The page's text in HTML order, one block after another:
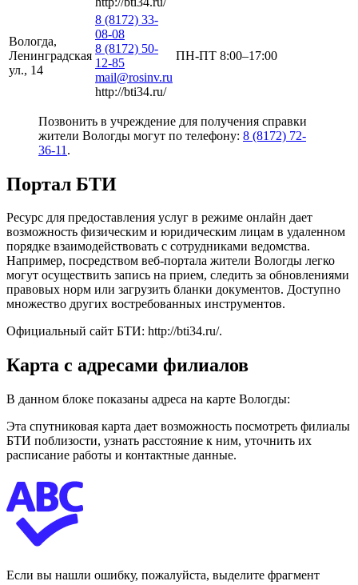
Вологда,
Ленинградская
ул., 14
8 (8172) 33-
08-08
8 (8172) 50-
12-85
mail@rosinv.ru
http://bti34.ru/
ПН-ПТ 8:00–17:00
Позвонить в учреждение для получения справки
жители Вологды могут по телефону: 8 (8172) 72-
36-11 .
Портал БТИ
Ресурс для предоставления услуг в режиме онлайн дает
возможность физическим и юридическим лицам в удаленном
порядке взаимодействовать с сотрудниками ведомства.
Например, посредством веб-портала жители Вологды легко
могут осуществить запись на прием, следить за обновлениями
правовых норм или загрузить бланки документов. Доступно
множество других востребованных инструментов.
Официальный сайт БТИ: http://bti34.ru/.
Карта с адресами филиалов
В данном блоке показаны адреса на карте Вологды:
Эта спутниковая карта дает возможность посмотреть филиалы
БТИ поблизости, узнать расстояние к ним, уточнить их
расписание работы и контактные данные.
Если вы нашли ошибку, пожалуйста, выделите фрагмент